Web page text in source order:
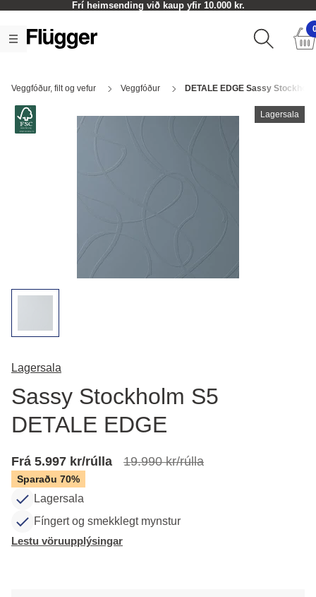
Frí heimsending við kaup yfir 10.000 kr.
Veggfóður, filt og vefur Veggfóður DETALE EDGE Sassy
Lagersala
Lagersala
Sassy Stockholm S5
DETALE EDGE
Frá 5.997 kr/rúlla 19.990 kr/rúlla
Sparaðu 70%
Lagersala
Fíngert og smekklegt mynstur
Lestu vöruupplýsingar